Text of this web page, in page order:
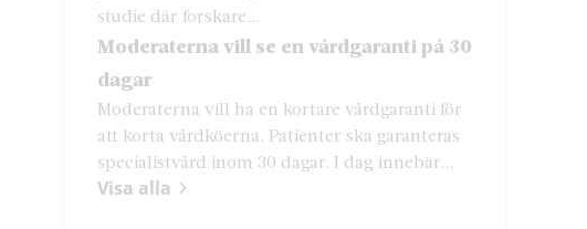
studie där forskare...
Moderaterna vill se en vårdgaranti på 30
dagar
Moderaterna vill ha en kortare vårdgaranti för
att korta vårdköerna. Patienter ska garanteras
specialistvård inom 30 dagar. I dag innebär...
Visa alla